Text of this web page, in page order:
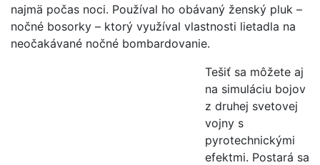
najmä počas noci. Používal ho obávaný ženský pluk –
nočné bosorky – ktorý využíval vlastnosti lietadla na
neočakávané nočné bombardovanie.
Tešiť sa môžete aj
na simuláciu bojov
z druhej svetovej
vojny s
pyrotechnickými
efektmi. Postará sa